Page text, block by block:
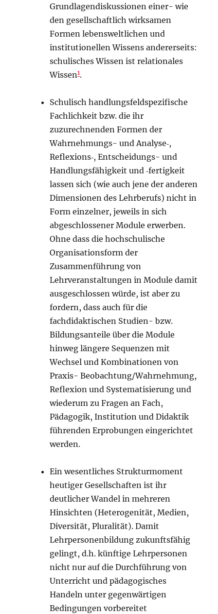
Grundlagendiskussionen einer- wie
den gesellschaftlich wirksamen
Formen lebensweltlichen und
institutionellen Wissens andererseits:
schulisches Wissen ist relationales
Wissen1.
Schulisch handlungsfeldspezifische
Fachlichkeit bzw. die ihr
zuzurechnenden Formen der
Wahrnehmungs- und Analyse‑,
Reflexions‑, Entscheidungs- und
Handlungsfähigkeit und ‑fertigkeit
lassen sich (wie auch jene der anderen
Dimensionen des Lehrberufs) nicht in
Form einzelner, jeweils in sich
abgeschlossener Module erwerben.
Ohne dass die hochschulische
Organisationsform der
Zusammenführung von
Lehrveranstaltungen in Module damit
ausgeschlossen würde, ist aber zu
fordern, dass auch für die
fachdidaktischen Studien- bzw.
Bildungsanteile über die Module
hinweg längere Sequenzen mit
Wechsel und Kombinationen von
Praxis- Beobachtung/Wahrnehmung,
Reflexion und Systematisierung und
wiederum zu Fragen an Fach,
Pädagogik, Institution und Didaktik
führenden Erprobungen eingerichtet
werden.
Ein wesentliches Strukturmoment
heutiger Gesellschaften ist ihr
deutlicher Wandel in mehreren
Hinsichten (Heterogenität, Medien,
Diversität, Pluralität). Damit
Lehrpersonenbildung zukunftsfähig
gelingt, d.h. künftige Lehrpersonen
nicht nur auf die Durchführung von
Unterricht und pädagogisches
Handeln unter gegenwärtigen
Bedingungen vorbereitet